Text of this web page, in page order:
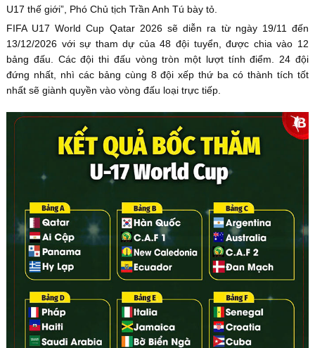
U17 thế giới”, Phó Chủ tịch Trần Anh Tú bày tỏ.
FIFA U17 World Cup Qatar 2026 sẽ diễn ra từ ngày 19/11 đến
13/12/2026 với sự tham dự của 48 đội tuyển, được chia vào 12
bảng đấu. Các đội thi đấu vòng tròn một lượt tính điểm. 24 đội
đứng nhất, nhì các bảng cùng 8 đội xếp thứ ba có thành tích tốt
nhất sẽ giành quyền vào vòng đấu loại trực tiếp.